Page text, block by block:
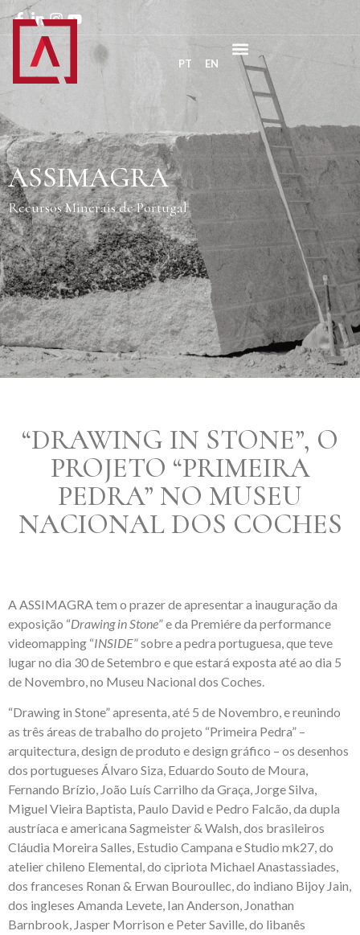
PT EN
ASSIMAGRA
Recursos Minerais de Portugal
“DRAWING IN STONE”, O
PROJETO “PRIMEIRA
PEDRA” NO MUSEU
NACIONAL DOS COCHES
A ASSIMAGRA tem o prazer de apresentar a inauguração da
exposição “Drawing in Stone” e da Premiére da performance
videomapping “INSIDE” sobre a pedra portuguesa, que teve
lugar no dia 30 de Setembro e que estará exposta até ao dia 5
de Novembro, no Museu Nacional dos Coches.
“Drawing in Stone” apresenta, até 5 de Novembro, e reunindo
as três áreas de trabalho do projeto “Primeira Pedra” –
arquitectura, design de produto e design gráfico – os desenhos
dos portugueses Álvaro Siza, Eduardo Souto de Moura,
Fernando Brízio, João Luís Carrilho da Graça, Jorge Silva,
Miguel Vieira Baptista, Paulo David e Pedro Falcão, da dupla
austríaca e americana Sagmeister & Walsh, dos brasileiros
Cláudia Moreira Salles, Estudio Campana e Studio mk27, do
atelier chileno Elemental, do cipriota Michael Anastassiades,
dos franceses Ronan & Erwan Bouroullec, do indiano Bijoy Jain,
dos ingleses Amanda Levete, Ian Anderson, Jonathan
Barnbrook, Jasper Morrison e Peter Saville, do libanês